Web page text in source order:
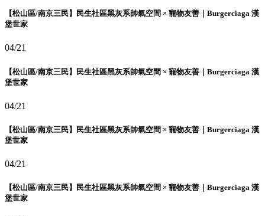
【松山區/南京三民】民生社區黑灰系帥氣空間 × 寵物友善｜Burgerciaga 漢
堡世家
04/21
【松山區/南京三民】民生社區黑灰系帥氣空間 × 寵物友善｜Burgerciaga 漢
堡世家
04/21
【松山區/南京三民】民生社區黑灰系帥氣空間 × 寵物友善｜Burgerciaga 漢
堡世家
04/21
【松山區/南京三民】民生社區黑灰系帥氣空間 × 寵物友善｜Burgerciaga 漢
堡世家